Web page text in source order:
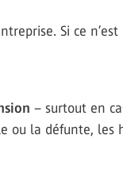
Si ce
– surtout en
ou la défunte, les